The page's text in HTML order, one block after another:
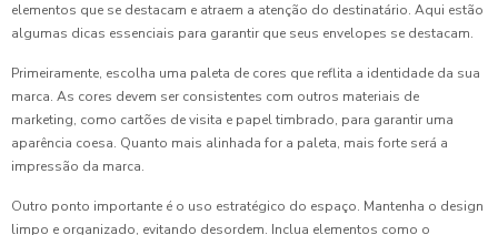
elementos que se destacam e atraem a atenção do destinatário. Aqui estão
algumas dicas essenciais para garantir que seus envelopes se destacam.
Primeiramente, escolha uma paleta de cores que reflita a identidade da sua
marca. As cores devem ser consistentes com outros materiais de
marketing, como cartões de visita e papel timbrado, para garantir uma
aparência coesa. Quanto mais alinhada for a paleta, mais forte será a
impressão da marca.
Outro ponto importante é o uso estratégico do espaço. Mantenha o design
limpo e organizado, evitando desordem. Inclua elementos como o